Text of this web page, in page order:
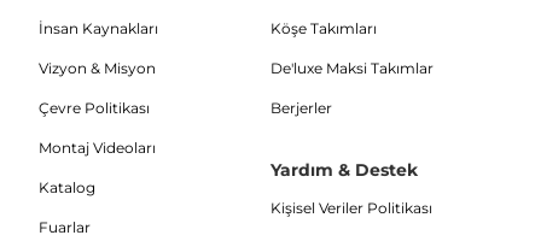
İnsan Kaynakları
Vizyon & Misyon
Çevre Politikası
Montaj Videoları
Katalog
Fuarlar
Köşe Takımları
De'luxe Maksi Takımlar
Berjerler
Yardım & Destek
Kişisel Veriler Politikası